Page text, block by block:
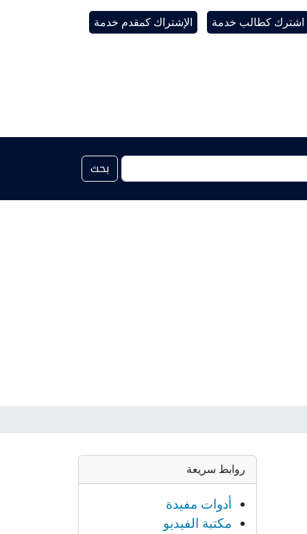
اشترك كطالب خدمة الإشتراك كمقدم خدمة
بحث
روابط سريعة
أدوات مفيدة
مكتبة الفيديو